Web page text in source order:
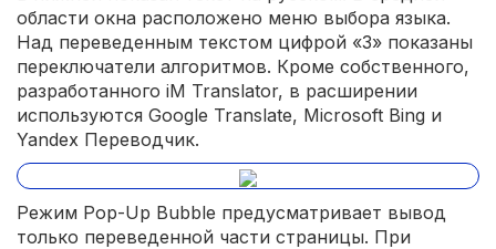
области окна расположено меню выбора языка.
Над переведенным текстом цифрой «3» показаны
переключатели алгоритмов. Кроме собственного,
разработанного iM Translator, в расширении
используются Google Translate, Microsoft Bing и
Yandex Переводчик.
Режим Pop-Up Bubble предусматривает вывод
только переведенной части страницы. При